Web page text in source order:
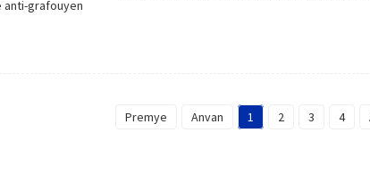
Premye Anvan 1 2 3 4